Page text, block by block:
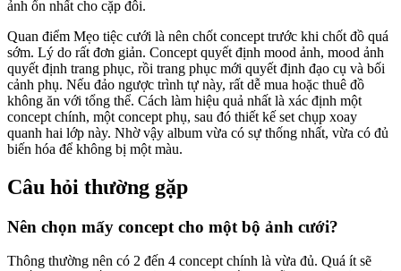
ảnh ổn nhất cho cặp đôi.
Quan điểm Mẹo tiệc cưới là nên chốt concept trước khi chốt đồ quá
sớm. Lý do rất đơn giản. Concept quyết định mood ảnh, mood ảnh
quyết định trang phục, rồi trang phục mới quyết định đạo cụ và bối
cảnh phụ. Nếu đảo ngược trình tự này, rất dễ mua hoặc thuê đồ
không ăn với tổng thể. Cách làm hiệu quả nhất là xác định một
concept chính, một concept phụ, sau đó thiết kế set chụp xoay
quanh hai lớp này. Nhờ vậy album vừa có sự thống nhất, vừa có đủ
biến hóa để không bị một màu.
Câu hỏi thường gặp
Nên chọn mấy concept cho một bộ ảnh cưới?
Thông thường nên có 2 đến 4 concept chính là vừa đủ. Quá ít sẽ